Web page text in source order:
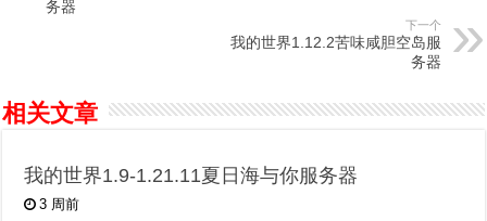
务器
下一个
我的世界1.12.2苦味咸胆空岛服
务器
相关文章
我的世界1.9-1.21.11夏日海与你服务器
3 周前